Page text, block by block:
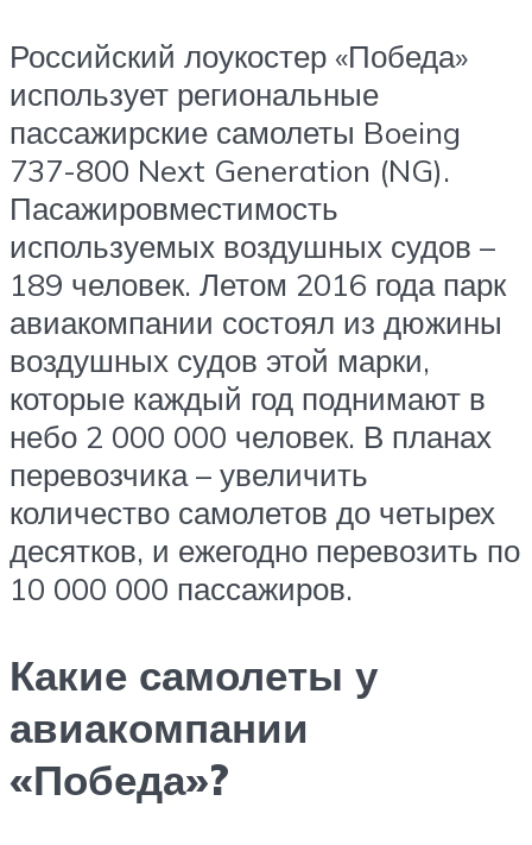
Российский лоукостер «Победа»
использует региональные
пассажирские самолеты Boeing
737-800 Next Generation (NG).
Пасажировместимость
используемых воздушных судов –
189 человек. Летом 2016 года парк
авиакомпании состоял из дюжины
воздушных судов этой марки,
которые каждый год поднимают в
небо 2 000 000 человек. В планах
перевозчика – увеличить
количество самолетов до четырех
десятков, и ежегодно перевозить по
10 000 000 пассажиров.
Какие самолеты у
авиакомпании
«Победа»?